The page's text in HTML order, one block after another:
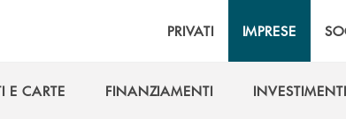
PRIVATI IMPRESE
E CARTE
FINANZIAMENTI
INVESTIMENTI